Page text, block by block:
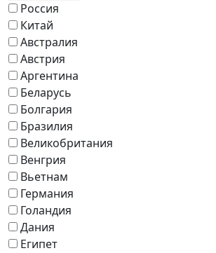
Россия
Китай
Австралия
Австрия
Аргентина
Беларусь
Болгария
Бразилия
Великобритания
Венгрия
Вьетнам
Германия
Голандия
Дания
Египет